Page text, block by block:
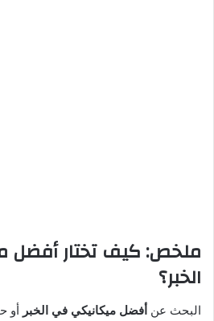
ملخص: كيف تختار أفضل
الخبر؟
البحث عن أفضل ميكانيكي في الخبر أو